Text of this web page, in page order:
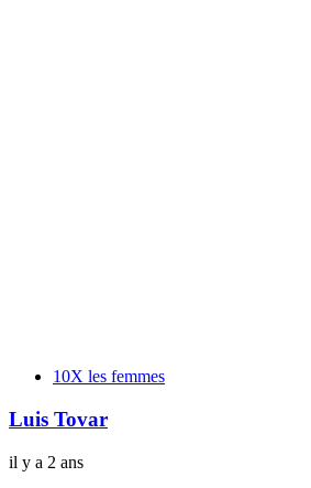
Tags 10X les femmes
Luis Tovar
il y a 2 ans